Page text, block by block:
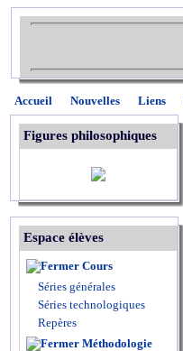
Accueil Nouvelles Liens
Figures philosophiques
Espace élèves
Cours
Séries générales
Séries technologiques
Repères
Méthodologie